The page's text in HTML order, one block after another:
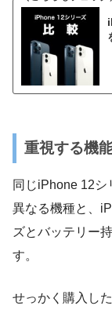
重視する機
同じiPhone 12
異なる機種と、
ズとバッテリー
す。
せっかく購入し